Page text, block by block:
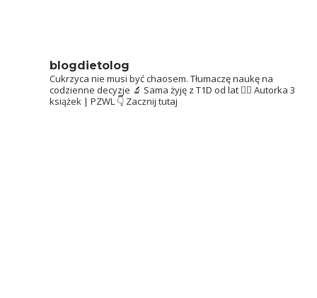
blogdietolog
Cukrzyca nie musi być chaosem. Tłumaczę naukę na
codzienne decyzje 🔬 Sama żyję z T1D od lat 👩‍⚕️ Autorka 3
książek | PZWL 👇 Zacznij tutaj